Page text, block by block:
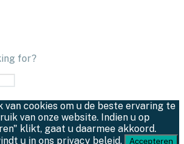
for?
van cookies om u de beste ervaring te
van onze website. Indien u op
klikt, gaat u daarmee akkoord.
u in ons privacy beleid.
Accepteren